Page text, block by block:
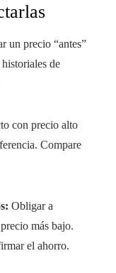
un precio “antes”
de
con precio alto
Compare
Obligar a
más bajo.
el ahorro.